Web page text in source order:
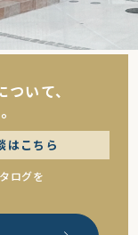
いて、
はこちら
ログを